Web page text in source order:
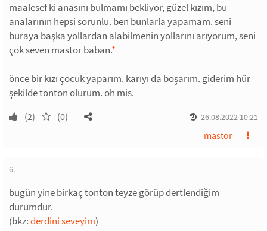
maalesef ki anasını bulmamı bekliyor, güzel kızım, bu
analarının hepsi sorunlu. ben bunlarla yapamam. seni
buraya başka yollardan alabilmenin yollarını arıyorum, seni
çok seven mastor baban.*
önce bir kızı çocuk yaparım. karıyı da boşarım. giderim hür
şekilde tonton olurum. oh mis.
(2) (0) 26.08.2022 10:21
mastor
6.
bugün yine birkaç tonton teyze görüp dertlendiğim
durumdur.
(bkz:derdini seveyim)